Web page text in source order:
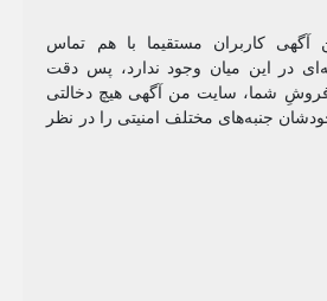
آگهی کاربران مستقیما با هم تماس
در این میان وجود ندارد، پس دقت
فروشِ شما، سایت من آگهی هیچ دخالتی
جنبه‌های مختلف امنیتی را در نظر